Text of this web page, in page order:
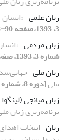
زبان علمی
3، 1393، صفحه 90-108]
زبان مردمی
شماره 3، 1393، صفحه 90-108]
زبان ملی
ملی[دوره 8، شماره 3، 1393، صفحه 6-27]
زبان میانجی
برنامه‌ریزی زبان
زنان انتخاب